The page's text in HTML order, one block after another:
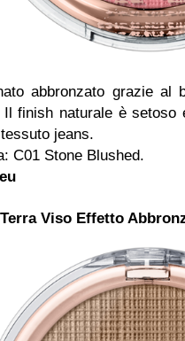
abbronzato grazie
finish naturale è
jeans.
C01 Stone Blushed.
Viso Effetto